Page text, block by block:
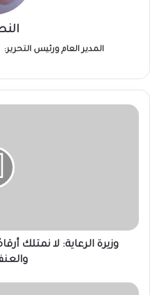
المدير العام ورئيس التحرير:
وزيرة
الاغتصاب
والعنفوزيرة الرعاية: لا نمتلك
بدء